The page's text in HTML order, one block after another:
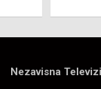
Nezavisna